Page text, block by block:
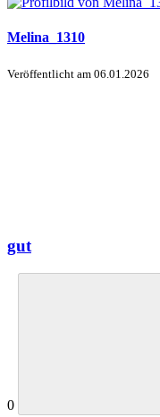
Melina_1310
Veröffentlicht am 06.01.2026
gut
0